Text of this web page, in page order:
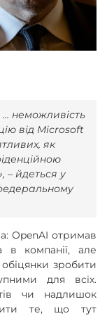
неможливість
від Microsoft
як
– йдеться у
OpenAI отримав
в компанії, але
зробити
для всіх.
чи надлишок
те, що тут